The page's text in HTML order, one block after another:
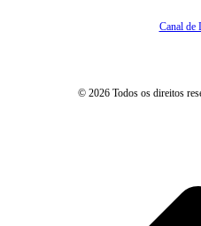
Canal de
© 2026 Todos os direitos